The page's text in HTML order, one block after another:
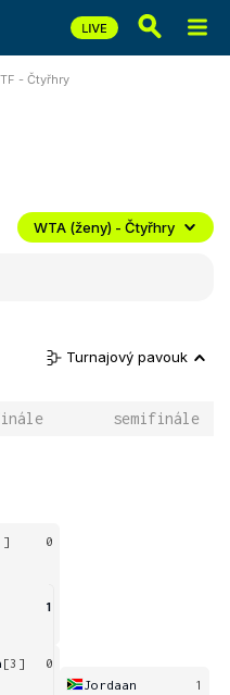
- Čtyřhry
WTA (ženy) - Čtyřhry
Turnajový pavouk
semifinále
0
1
[3]
0
Jordaan
1